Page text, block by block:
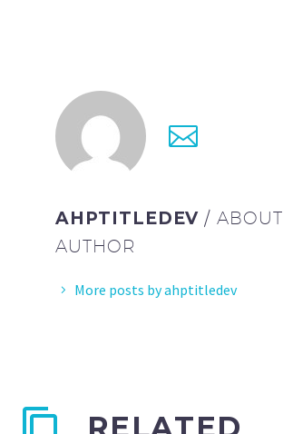
AHPTITLEDEV / ABOUT
AUTHOR
More posts by ahptitledev
RELATED